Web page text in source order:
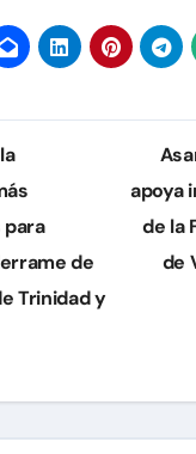
de
Trinidad y
apoya
de la
de